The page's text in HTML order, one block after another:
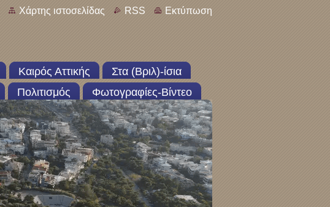
Χάρτης ιστοσελίδας RSS Εκτύπωση
Καιρός Αττικής
Στα (Βριλ)-ίσια
Πολιτισμός Φωτογραφίες-Βίντεο